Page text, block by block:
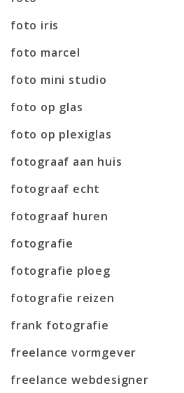
foto iris
foto marcel
foto mini studio
foto op glas
foto op plexiglas
fotograaf aan huis
fotograaf echt
fotograaf huren
fotografie
fotografie ploeg
fotografie reizen
frank fotografie
freelance vormgever
freelance webdesigner